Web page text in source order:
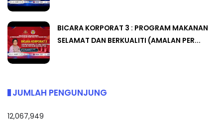
BICARA KORPORAT 3 : PROGRAM MAKANAN
SELAMAT DAN BERKUALITI (AMALAN PER...
JUMLAH PENGUNJUNG
12,067,949